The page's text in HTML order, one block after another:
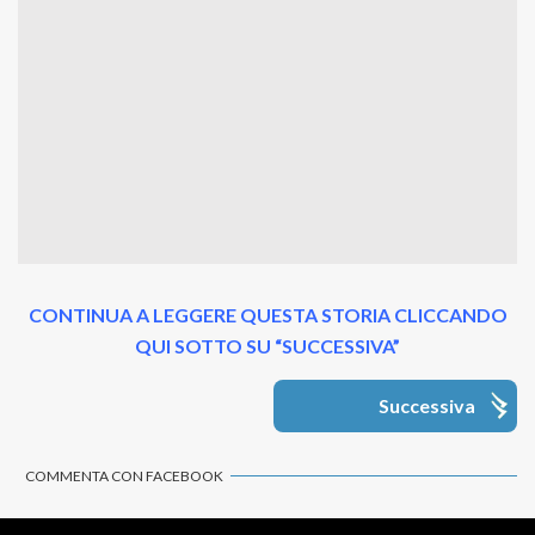
CONTINUA A LEGGERE QUESTA STORIA CLICCANDO
QUI SOTTO SU “SUCCESSIVA”
Successiva
COMMENTA CON FACEBOOK